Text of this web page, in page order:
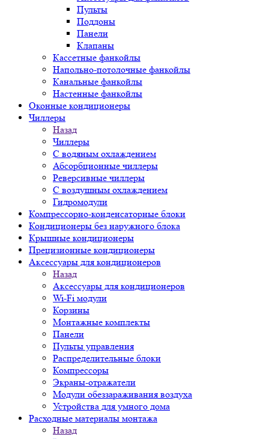
Пульты
Поддоны
Панели
Клапаны
Кассетные фанкойлы
Напольно-потолочные фанкойлы
Канальные фанкойлы
Настенные фанкойлы
Оконные кондиционеры
Чиллеры
Назад
Чиллеры
С водяным охлаждением
Абсорбционные чиллеры
Реверсивные чиллеры
С воздушным охлаждением
Гидромодули
Компрессорно-конденсаторные блоки
Кондиционеры без наружного блока
Крышные кондиционеры
Прецизионные кондиционеры
Аксессуары для кондиционеров
Назад
Аксессуары для кондиционеров
Wi-Fi модули
Корзины
Монтажные комплекты
Панели
Пульты управления
Распределительные блоки
Компрессоры
Экраны-отражатели
Модули обеззараживания воздуха
Устройства для умного дома
Расходные материалы монтажа
Назад